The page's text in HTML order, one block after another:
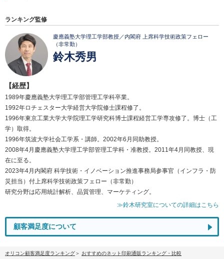
ランキング監修
慶應義塾大学理工学部教授／内閣府 上席科学技術政策フェロー
（非常勤）
鈴木秀男
【経歴】
1989年慶應義塾大学理工学部管理工学科卒業。
1992年ロチェスター大学経営大学院修士課程修了。
1996年東京工業大学大学院理工学研究科博士課程経営工学専攻修了。博士（工
学）取得。
1996年筑波大学社会工学系・講師。2002年6月同助教授。
2008年4月慶應義塾大学理工学部管理工学科・准教授。2011年4月同教授、現
在に至る。
2023年4月内閣府 科学技術・イノベーション推進事務局参事官（インフラ・防
災担当）付上席科学技術政策フェロー（非常勤）
研究分野は応用統計解析、品質管理、マーケティング。
≫鈴木研究室についての詳細はこちら
顧客満足度について
オリコン顧客満足度ランキング
おすすめのネット印刷通販ランキング・比較